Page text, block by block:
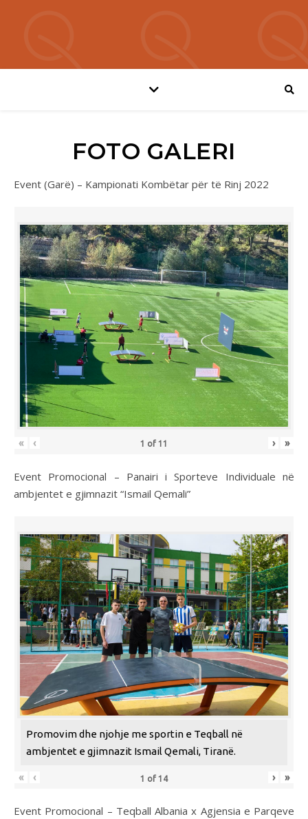
FOTO GALERI
Event (Garë) – Kampionati Kombëtar për të Rinj 2022
« ‹ 1 of 11 › »
Event Promocional – Panairi i Sporteve Individuale në
ambjentet e gjimnazit “Ismail Qemali”
Promovim dhe njohje me sportin e Teqball në
ambjentet e gjimnazit Ismail Qemali, Tiranë.
« ‹ 1 of 14 › »
Event Promocional – Teqball Albania x Agjensia e Parqeve